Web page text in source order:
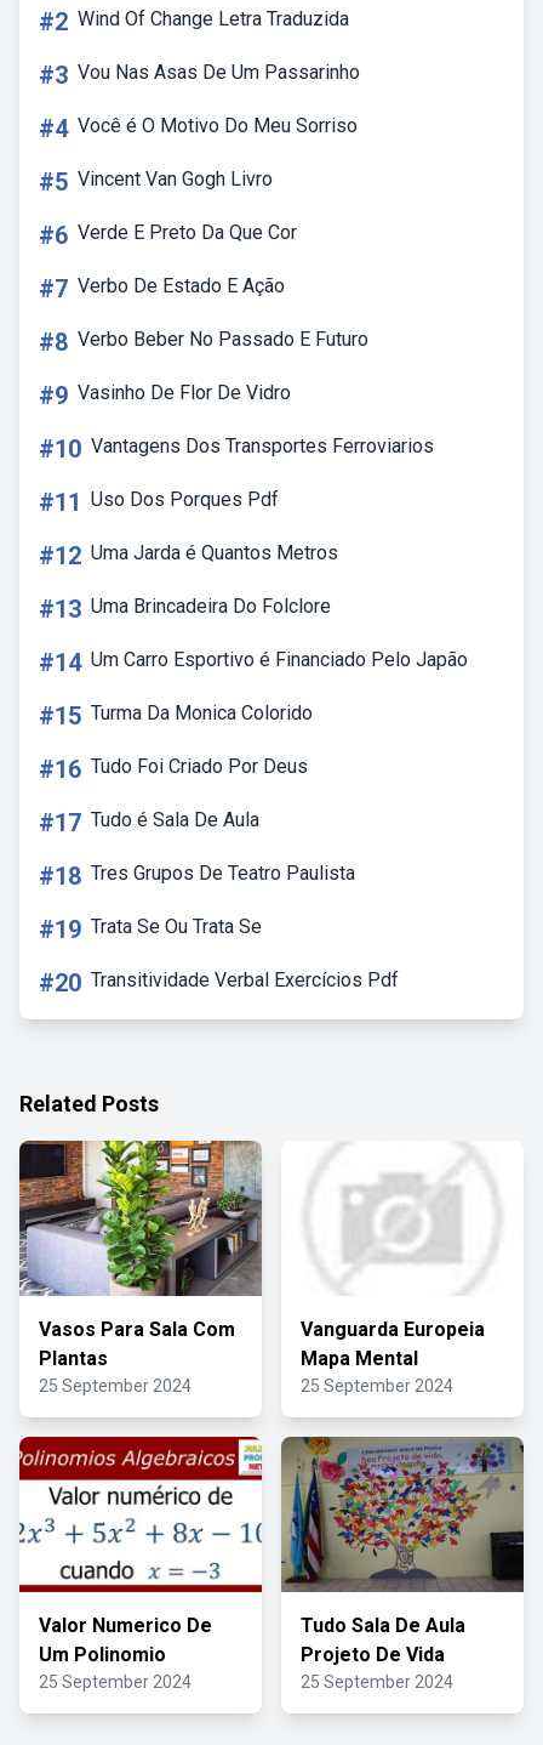
#2 Wind Of Change Letra Traduzida
#3 Vou Nas Asas De Um Passarinho
#4 Você é O Motivo Do Meu Sorriso
#5 Vincent Van Gogh Livro
#6 Verde E Preto Da Que Cor
#7 Verbo De Estado E Ação
#8 Verbo Beber No Passado E Futuro
#9 Vasinho De Flor De Vidro
#10 Vantagens Dos Transportes Ferroviarios
#11 Uso Dos Porques Pdf
#12 Uma Jarda é Quantos Metros
#13 Uma Brincadeira Do Folclore
#14 Um Carro Esportivo é Financiado Pelo Japão
#15 Turma Da Monica Colorido
#16 Tudo Foi Criado Por Deus
#17 Tudo é Sala De Aula
#18 Tres Grupos De Teatro Paulista
#19 Trata Se Ou Trata Se
#20 Transitividade Verbal Exercícios Pdf
Related Posts
Vasos Para Sala Com
Plantas
25 September 2024
Vanguarda Europeia
Mapa Mental
25 September 2024
Valor Numerico De
Um Polinomio
25 September 2024
Tudo Sala De Aula
Projeto De Vida
25 September 2024